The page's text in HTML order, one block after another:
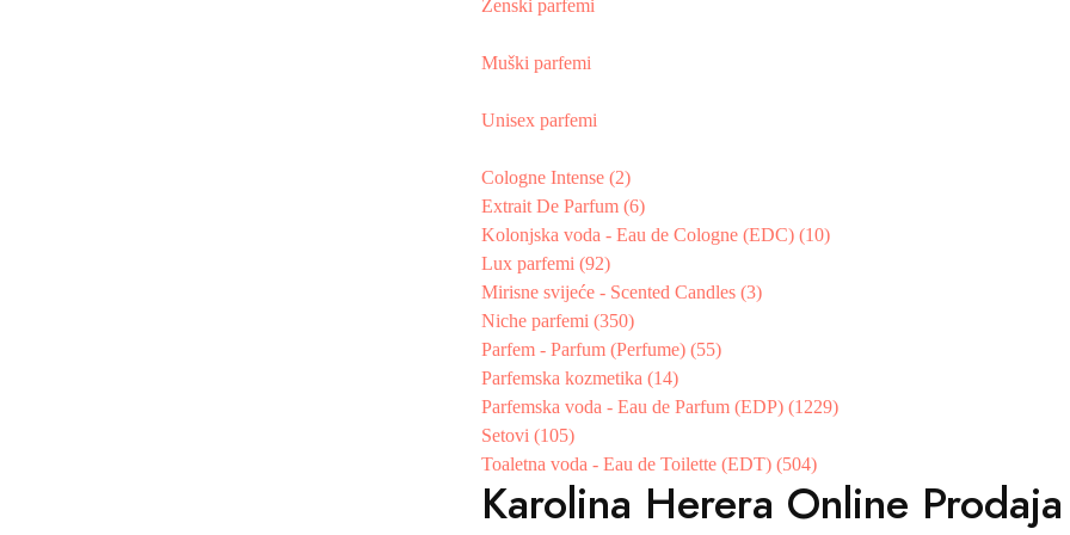
Ženski parfemi
Muški parfemi
Unisex parfemi
Cologne Intense (2)
Extrait De Parfum (6)
Kolonjska voda - Eau de Cologne (EDC) (10)
Lux parfemi (92)
Mirisne svijeće - Scented Candles (3)
Niche parfemi (350)
Parfem - Parfum (Perfume) (55)
Parfemska kozmetika (14)
Parfemska voda - Eau de Parfum (EDP) (1229)
Setovi (105)
Toaletna voda - Eau de Toilette (EDT) (504)
Karolina Herera Online